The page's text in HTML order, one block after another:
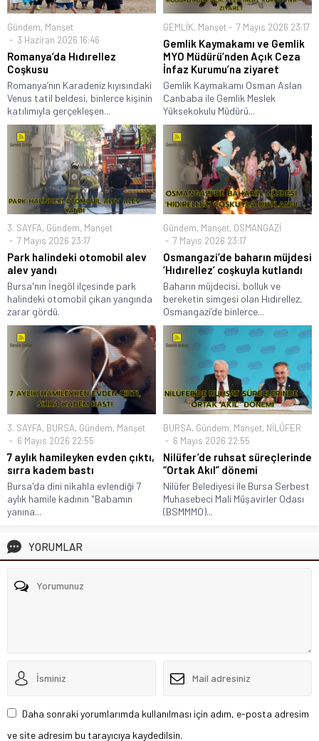
Gündem, Manşet
3 Haziran 2026 16:46
Romanya’da Hıdırellez
Coşkusu
Romanya’nın Karadeniz kıyısındaki
Venus tatil beldesi, binlerce kişinin
katılımıyla gerçekleşen...
GEMLİK, Manşet 7 Mayıs 2026 23:17
Gemlik Kaymakamı ve Gemlik
MYO Müdürü’nden Açık Ceza
İnfaz Kurumu’na ziyaret
Gemlik Kaymakamı Osman Aslan
Canbaba ile Gemlik Meslek
Yüksekokulu Müdürü...
3. SAYFA, Gündem, Manşet
7 Mayıs 2026 23:17
Park halindeki otomobil alev
alev yandı
Bursa'nın İnegöl ilçesinde park
halindeki otomobil çıkan yangında
zarar gördü.
Gündem, Manşet, OSMANGAZİ
7 Mayıs 2026 23:17
Osmangazi’de baharın müjdesi
‘Hıdırellez’ coşkuyla kutlandı
Baharın müjdecisi, bolluk ve
bereketin simgesi olan Hıdırellez,
Osmangazi’de binlerce...
3. SAYFA, BURSA, Gündem, Manşet
6 Mayıs 2026 22:55
7 aylık hamileyken evden çıktı,
sırra kadem bastı
Bursa'da dini nikahla evlendiği 7
aylık hamile kadının "Babamın
yanına...
BURSA, Gündem, Manşet, NİLÜFER
6 Mayıs 2026 22:55
Nilüfer’de ruhsat süreçlerinde
“Ortak Akıl” dönemi
Nilüfer Belediyesi ile Bursa Serbest
Muhasebeci Mali Müşavirler Odası
(BSMMMO)...
YORUMLAR
Daha sonraki yorumlarımda kullanılması için adım, e-posta adresim
ve site adresim bu tarayıcıya kaydedilsin.